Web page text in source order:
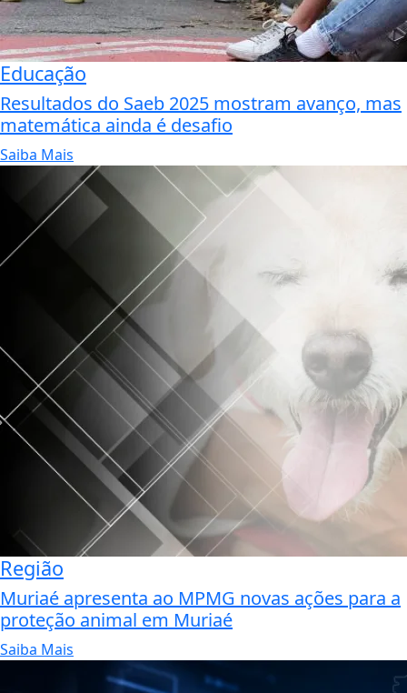
Educação
Resultados do Saeb 2025 mostram avanço, mas
matemática ainda é desafio
Saiba Mais
Região
Muriaé apresenta ao MPMG novas ações para a
proteção animal em Muriaé
Saiba Mais